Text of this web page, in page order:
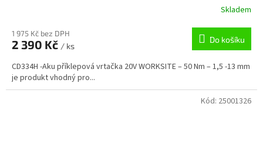
Skladem
1 975 Kč bez DPH
2 390 Kč / ks
Do košíku
CD334H -Aku příklepová vrtačka 20V WORKSITE – 50 Nm – 1,5 -13 mm
je produkt vhodný pro...
Kód: 25001326